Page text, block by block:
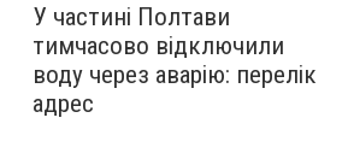
У частині Полтави
тимчасово відключили
воду через аварію: перелік
адрес